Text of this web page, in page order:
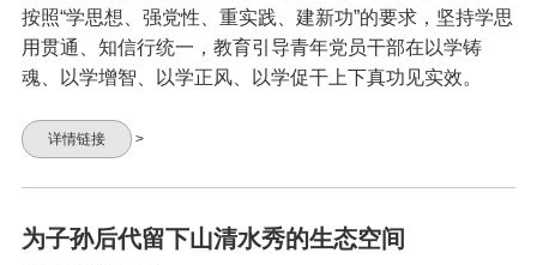
按照“学思想、强党性、重实践、建新功”的要求，坚持学思
用贯通、知信行统一，教育引导青年党员干部在以学铸
魂、以学增智、以学正风、以学促干上下真功见实效。
详情链接 >
为子孙后代留下山清水秀的生态空间